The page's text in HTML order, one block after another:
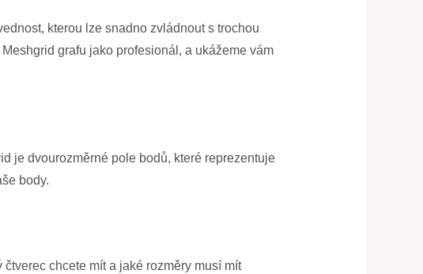
kterou lze snadno zvládnout s trochou
grafu jako profesionál, a ukážeme vám
je dvourozměrné pole bodů, které reprezentuje
body.
chcete mít a jaké rozměry musí mít